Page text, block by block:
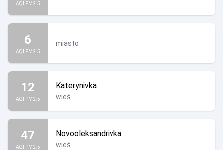
AQI PM2.5
6
AQI PM2.5
miasto
12
AQI PM2.5
Katerynivka
wieś
47
AQI PM2.5
Novooleksandrivka
wieś